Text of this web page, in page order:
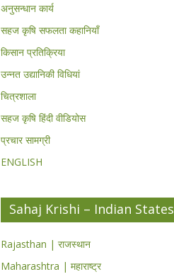
अनुसन्धान कार्य
सहज कृषि सफलता कहानियाँ
किसान प्रतिक्रिया
उन्नत उद्यानिकी विधियां
चित्रशाला
सहज कृषि हिंदी वीडियोस
प्रचार सामग्री
ENGLISH
Sahaj Krishi – Indian States
Rajasthan | राजस्थान
Maharashtra | महाराष्ट्र